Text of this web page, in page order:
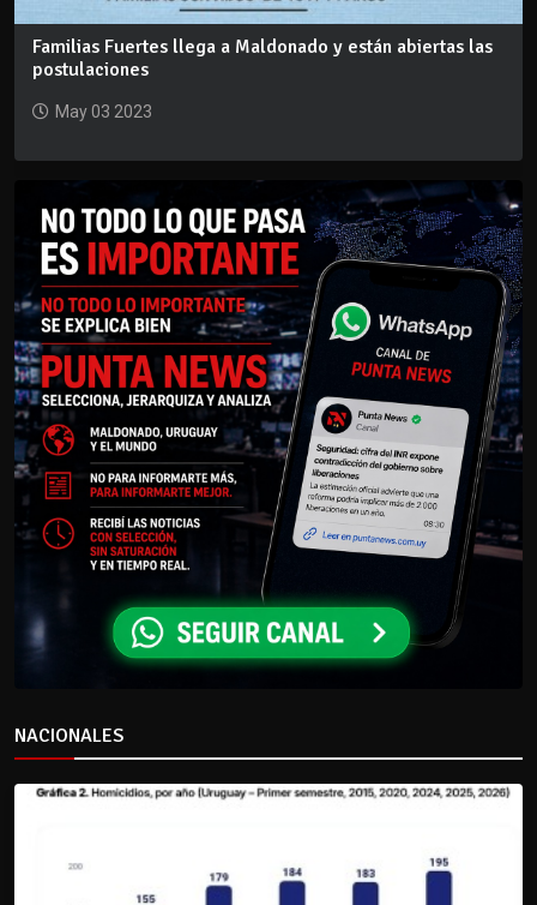
Familias Fuertes llega a Maldonado y están abiertas las
postulaciones
May 03 2023
NACIONALES